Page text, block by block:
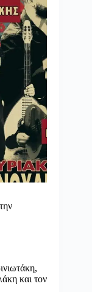
και τον